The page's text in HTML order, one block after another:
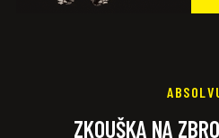
ZKOUŠKA NA